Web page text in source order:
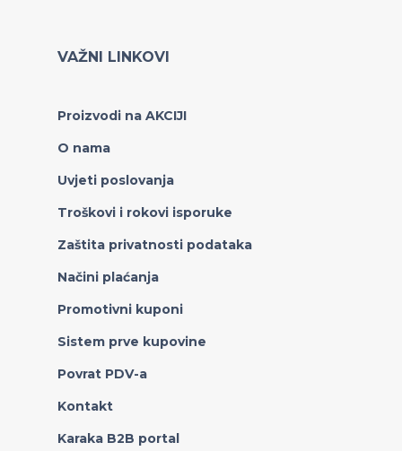
VAŽNI LINKOVI
Proizvodi na AKCIJI
O nama
Uvjeti poslovanja
Troškovi i rokovi isporuke
Zaštita privatnosti podataka
Načini plaćanja
Promotivni kuponi
Sistem prve kupovine
Povrat PDV-a
Kontakt
Karaka B2B portal